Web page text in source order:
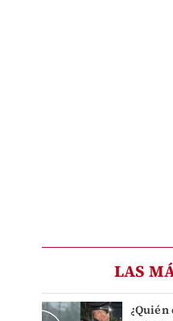
LAS
¿Quién